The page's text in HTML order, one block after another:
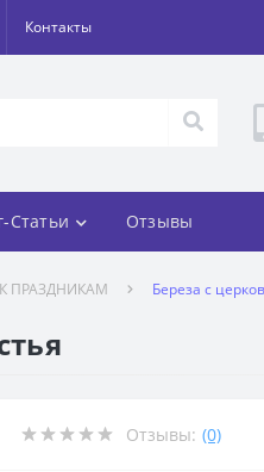
Контакты
Статьи Отзывы
К ПРАЗДНИКАМ Береза с
Отзывы: (0)